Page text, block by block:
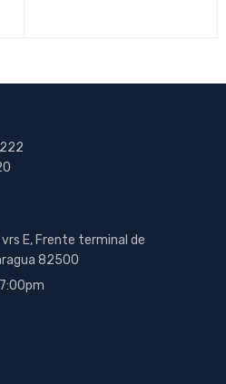
E, Frente terminal de
82500